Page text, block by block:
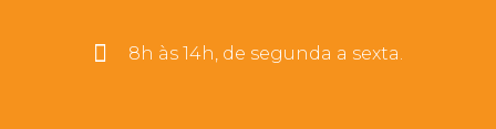
8h às 14h, de segunda a sexta.